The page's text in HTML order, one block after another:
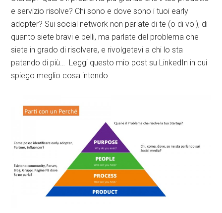
e servizio risolve? Chi sono e dove sono i tuoi early
adopter? Sui social network non parlate di te (o di voi), di
quanto siete bravi e belli, ma parlate del problema che
siete in grado di risolvere, e rivolgetevi a chi lo sta
patendo di più… Leggi questo mio post su LinkedIn in cui
spiego meglio cosa intendo.